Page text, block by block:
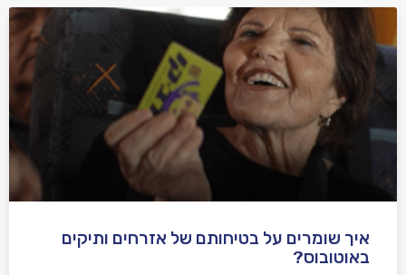
איך שומרים על בטיחותם של אזרחים ותיקים
באוטובוס?